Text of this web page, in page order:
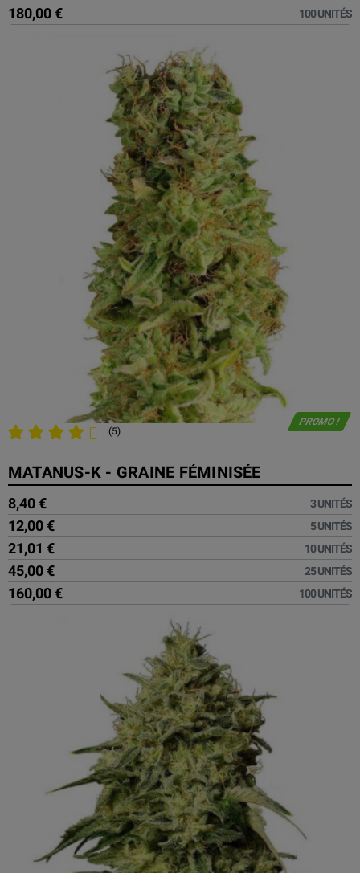
180,00 € 100 UNITÉS
PROMO !
(5)
MATANUS-K - GRAINE FÉMINISÉE
8,40 € 3 UNITÉS
12,00 € 5 UNITÉS
21,01 € 10 UNITÉS
45,00 € 25 UNITÉS
160,00 € 100 UNITÉS